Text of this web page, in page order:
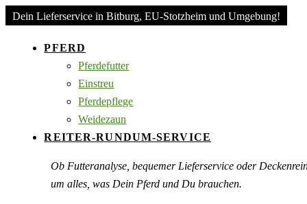
Dein Lieferservice in Bitburg, EU-Stotzheim und Umgebung!
PFERD
Pferdefutter
Einstreu
Pferdepflege
Weidezaun
REITER-RUNDUM-SERVICE
Ob Futteranalyse, bequemer Lieferservice oder
um alles, was Dein Pferd und Du brauchen.